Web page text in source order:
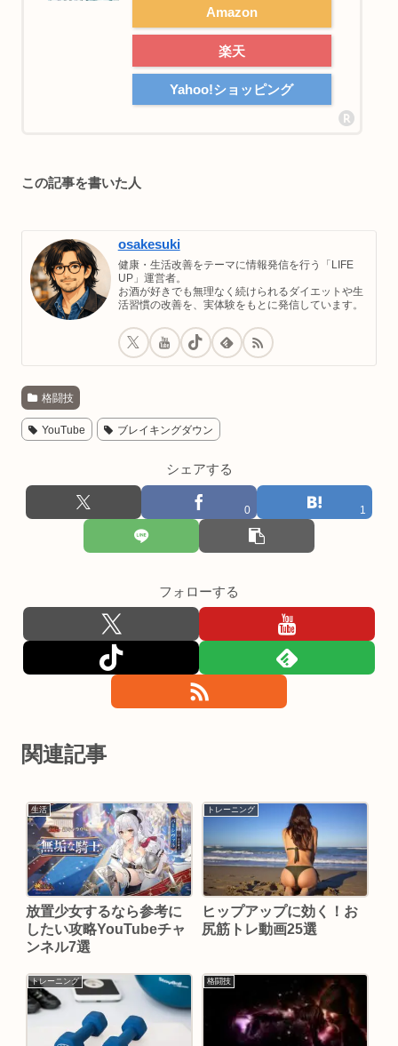
Amazon
楽天
Yahoo!ショッピング
この記事を書いた人
osakesuki
健康・生活改善をテーマに情報発信を行う「LIFE
UP」運営者。
お酒が好きでも無理なく続けられるダイエットや生
活習慣の改善を、実体験をもとに発信しています。
格闘技
YouTube ブレイキングダウン
シェアする
0 1
フォローする
関連記事
生活
放置少女するなら参考に
したい攻略YouTubeチャ
ンネル7選
トレーニング
ヒップアップに効く！お
尻筋トレ動画25選
トレーニング 格闘技